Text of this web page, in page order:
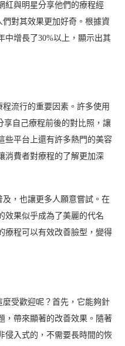
紅與明星分享他們的療程經
對其效果更加好奇。根據資
中增長了30%以上，顯示出其
流行的重要因素。許多使用
享自己療程前後的對比照，讓
些平台上還有許多熱門的美容
消費者對療程的了解更加深
，也讓更多人願意嘗試。在
效果似乎成為了美麗的代名
療程可以有效改善臉型，變得
受歡迎呢？首先，它能夠針
，帶來顯著的改善效果。隨著
侵入式的，不需要長時間的恢